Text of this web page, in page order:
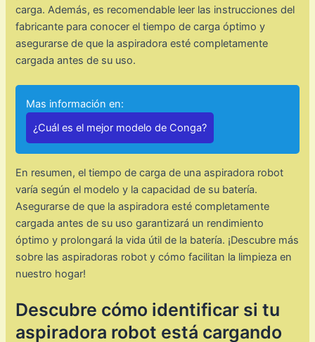
carga. Además, es recomendable leer las instrucciones del
fabricante para conocer el tiempo de carga óptimo y
asegurarse de que la aspiradora esté completamente
cargada antes de su uso.
Mas información en:
¿Cuál es el mejor modelo de Conga?
En resumen, el tiempo de carga de una aspiradora robot
varía según el modelo y la capacidad de su batería.
Asegurarse de que la aspiradora esté completamente
cargada antes de su uso garantizará un rendimiento
óptimo y prolongará la vida útil de la batería. ¡Descubre más
sobre las aspiradoras robot y cómo facilitan la limpieza en
nuestro hogar!
Descubre cómo identificar si tu
aspiradora robot está cargando